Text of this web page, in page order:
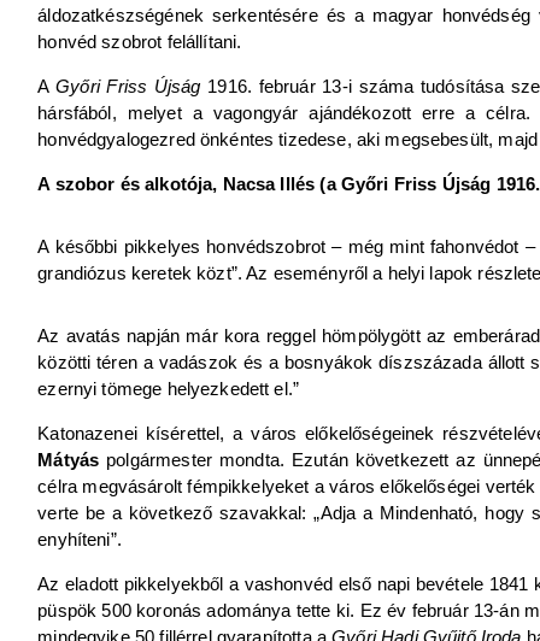
áldozatkészségének serkentésére és a magyar
honvéd szobrot felállítani.
AGyőri Friss Újság 1916. február 13-i száma tudósítása
hársfából, melyet a vagongyár ajándékozott erre a
honvédgyalogezred önkéntes tizedese, aki megsebesült,
A szobor és alkotója, Nacsa Illés (a Győri Friss Újság
A későbbi pikkelyes honvédszobrot – még mint fahonvédot
grandiózus keretek közt”. Az eseményről a helyi lapok
Az avatás napján már kora reggel hömpölygött az
közötti téren a vadászok és a bosnyákok díszszázada állott
ezernyi tömege helyezkedett el.”
Katonazenei kísérettel, a város előkelőségeinek
Mátyás polgármester mondta. Ezután következett az
célra megvásárolt fémpikkelyeket a város előkelőségei
verte be a következő szavakkal: „Adja a Mindenható,
enyhíteni”.
Az eladott pikkelyekből a vashonvéd első napi bevétele
püspök 500 koronás adománya tette ki. Ez év február 13-án
mindegyike 50 fillérrel gyarapította aGyőri Hadi Gyűjtő Iroda